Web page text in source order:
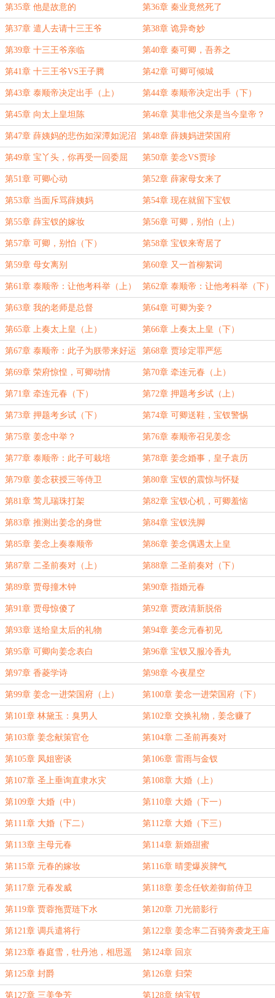
第35章 他是故意的 第36章 秦业竟然死了
第37章 遣人去请十三王爷 第38章 诡异奇妙
第39章 十三王爷亲临 第40章 秦可卿，吾养之
第41章 十三王爷VS王子腾 第42章 可卿可倾城
第43章 泰顺帝决定出手（上） 第44章 泰顺帝决定出手（下）
第45章 向太上皇坦陈 第46章 莫非他父亲是当今皇帝？
第47章 薛姨妈的悲伤如深潭如泥沼 第48章 薛姨妈进荣国府
第49章 宝丫头，你再受一回委屈 第50章 姜念VS贾珍
第51章 可卿心动 第52章 薛家母女来了
第53章 当面斥骂薛姨妈 第54章 现在就留下宝钗
第55章 薛宝钗的嫁妆 第56章 可卿，别怕（上）
第57章 可卿，别怕（下） 第58章 宝钗来寄居了
第59章 母女离别 第60章 又一首柳絮词
第61章 泰顺帝：让他考科举（上） 第62章 泰顺帝：让他考科举（下）
第63章 我的老师是总督 第64章 可卿为妾？
第65章 上奏太上皇（上） 第66章 上奏太上皇（下）
第67章 泰顺帝：此子为朕带来好运 第68章 贾珍定罪严惩
第69章 荣府惊惶，可卿动情 第70章 牵连元春（上）
第71章 牵连元春（下） 第72章 押题考乡试（上）
第73章 押题考乡试（下） 第74章 可卿送鞋，宝钗警惕
第75章 姜念中举？ 第76章 泰顺帝召见姜念
第77章 泰顺帝：此子可栽培 第78章 姜念婚事，皇子袁历
第79章 姜念获授三等侍卫 第80章 宝钗的震惊与怀疑
第81章 莺儿瑞珠打架 第82章 宝钗心机，可卿羞恼
第83章 推测出姜念的身世 第84章 宝钗洗脚
第85章 姜念上奏泰顺帝 第86章 姜念偶遇太上皇
第87章 二圣前奏对（上） 第88章 二圣前奏对（下）
第89章 贾母撞木钟 第90章 指婚元春
第91章 贾母惊傻了 第92章 贾政清新脱俗
第93章 送给皇太后的礼物 第94章 姜念元春初见
第95章 可卿向姜念表白 第96章 宝钗又服冷香丸
第97章 香菱学诗 第98章 今夜星空
第99章 姜念一进荣国府（上） 第100章 姜念一进荣国府（下）
第101章 林黛玉：臭男人 第102章 交换礼物，姜念赚了
第103章 姜念献策官仓 第104章 二圣前再奏对
第105章 凤姐密谈 第106章 雷雨与金钗
第107章 圣上垂询直隶水灾 第108章 大婚（上）
第109章 大婚（中） 第110章 大婚（下一）
第111章 大婚（下二） 第112章 大婚（下三）
第113章 主母元春 第114章 新婚甜蜜
第115章 元春的嫁妆 第116章 晴雯爆炭脾气
第117章 元春发威 第118章 姜念任钦差御前侍卫
第119章 贾蓉拖贾琏下水 第120章 刀光箭影行
第121章 调兵遣将行 第122章 姜念率二百骑奔袭龙王庙
第123章 春庭雪，牡丹池，相思遥 第124章 回京
第125章 封爵 第126章 归荣
第127章 三美争芳 第128章 纳宝钗